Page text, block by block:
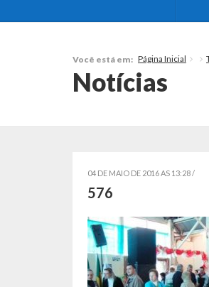
Você está em: Página Inicial
Notícias
04 DE MAIO DE 2016 AS 13:28 /
576